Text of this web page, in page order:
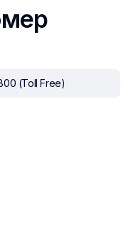
(Toll Free)